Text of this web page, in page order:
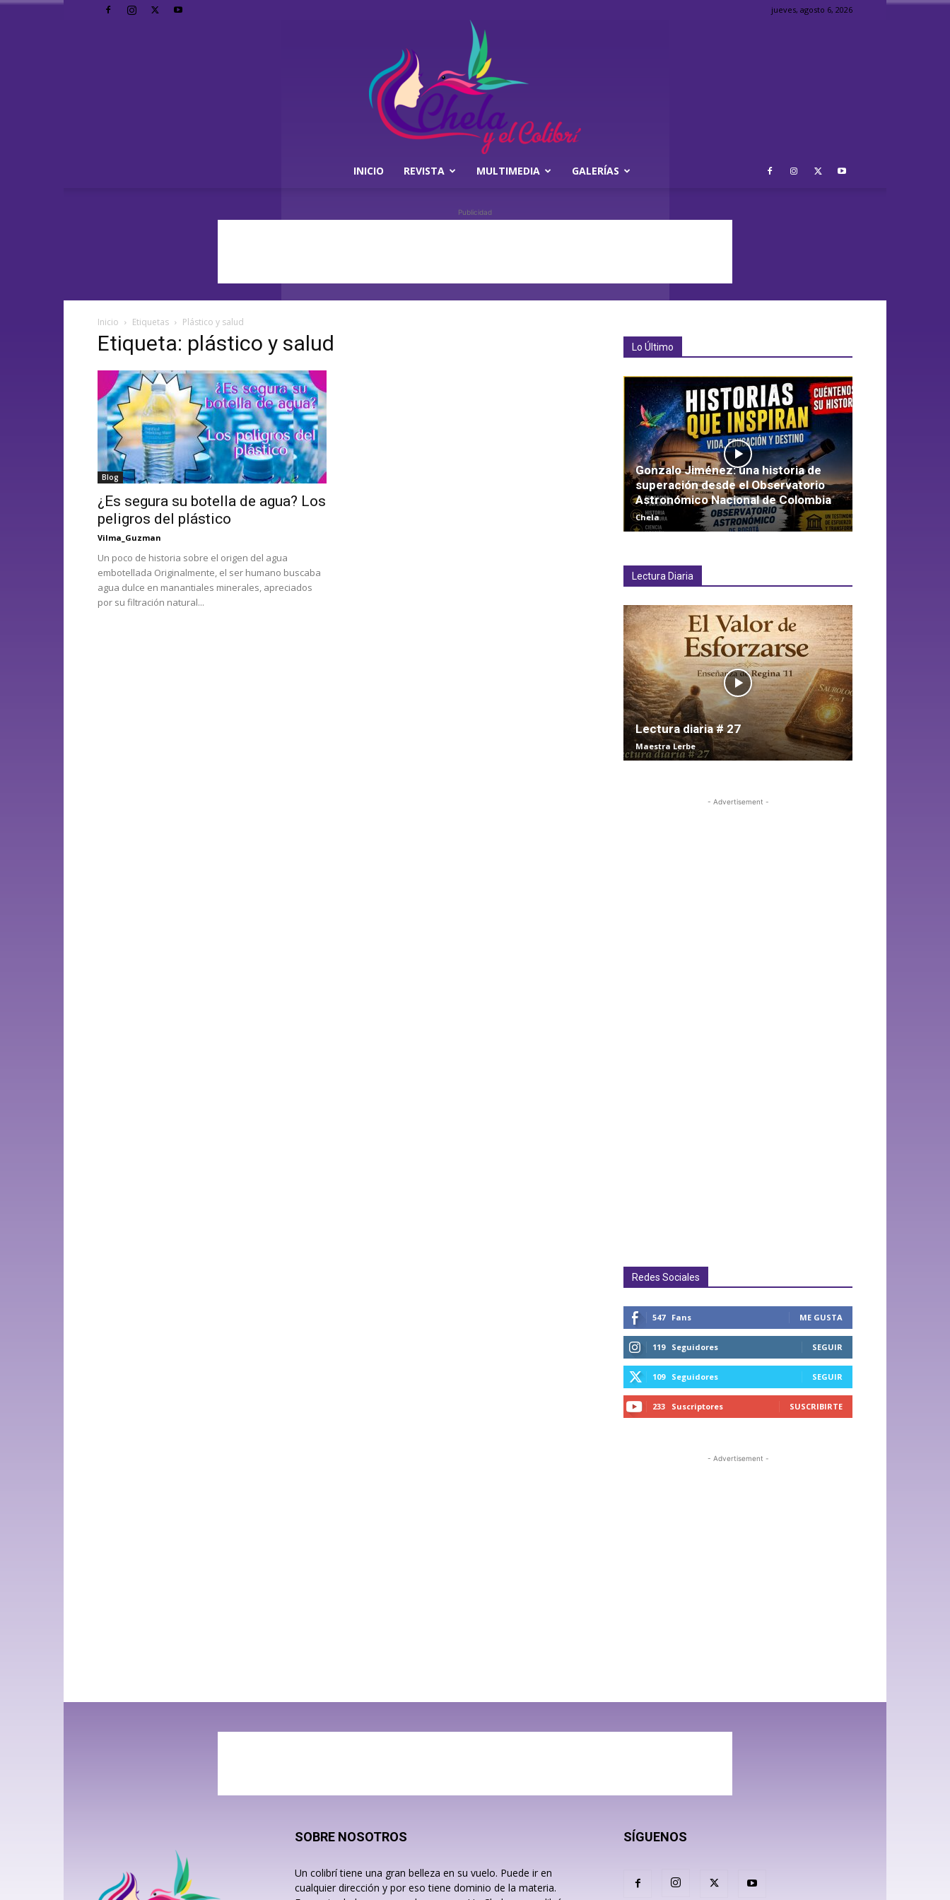
jueves, agosto 6, 2026
INICIO REVISTA MULTIMEDIA GALERÍAS
Publicidad
Inicio Etiquetas Plástico y salud
Etiqueta: plástico y salud
Blog
¿Es segura su botella de agua? Los
peligros del plástico
Vilma_Guzman
Un poco de historia sobre el origen del agua
embotellada Originalmente, el ser humano buscaba
agua dulce en manantiales minerales, apreciados
por su filtración natural...
Lo Último
Gonzalo Jiménez: una historia de
superación desde el Observatorio
Astronómico Nacional de Colombia
Chela
Lectura Diaria
Lectura diaria # 27
Maestra Lerbe
- Advertisement -
Redes Sociales
547 Fans ME GUSTA
119 Seguidores SEGUIR
109 Seguidores SEGUIR
233 Suscriptores SUSCRIBIRTE
- Advertisement -
SOBRE NOSOTROS
Un colibrí tiene una gran belleza en su vuelo. Puede ir en
cualquier dirección y por eso tiene dominio de la materia.
SÍGUENOS